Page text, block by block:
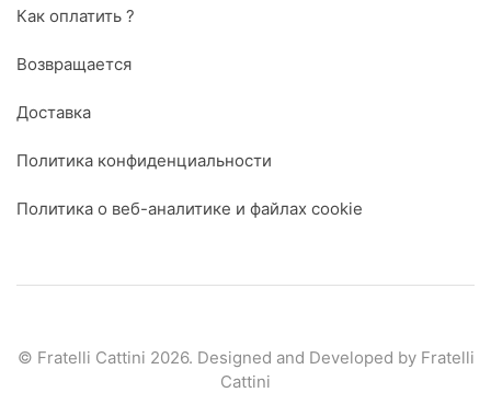
Как оплатить ?
Возвращается
Доставка
Политика конфиденциальности
Политика о веб-аналитике и файлах cookie
© Fratelli Cattini 2026. Designed and Developed by Fratelli
Cattini